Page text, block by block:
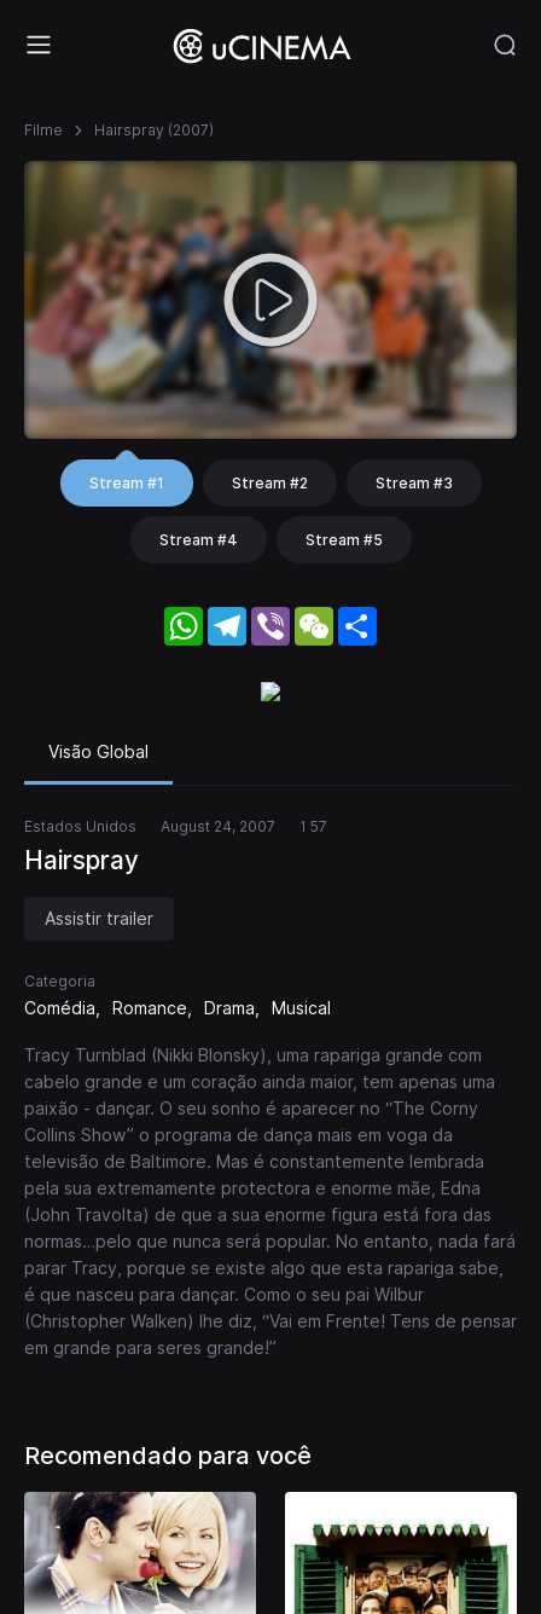
Filme Hairspray (2007)
Stream #1 Stream #2 Stream #3
Stream #4 Stream #5
WhatsApp
Telegram
Viber WeChat
Visão Global
Estados Unidos August 24, 2007 1 57
Hairspray
Assistir trailer
Categoria
Comédia Romance Drama Musical
Tracy Turnblad (Nikki Blonsky), uma rapariga grande com
cabelo grande e um coração ainda maior, tem apenas uma
paixão - dançar. O seu sonho é aparecer no “The Corny
Collins Show” o programa de dança mais em voga da
televisão de Baltimore. Mas é constantemente lembrada
pela sua extremamente protectora e enorme mãe, Edna
(John Travolta) de que a sua enorme figura está fora das
normas…pelo que nunca será popular. No entanto, nada fará
parar Tracy, porque se existe algo que esta rapariga sabe,
é que nasceu para dançar. Como o seu pai Wilbur
(Christopher Walken) lhe diz, “Vai em Frente! Tens de pensar
em grande para seres grande!”
Recomendado para você